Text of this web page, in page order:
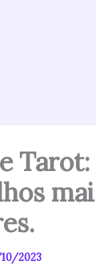
2023